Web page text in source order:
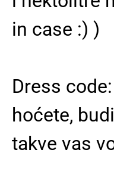
in case :) )
Dress
hoćete,
takve vas